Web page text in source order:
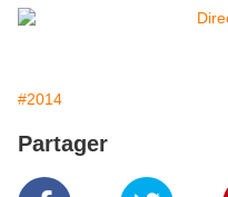
#2014
Partager